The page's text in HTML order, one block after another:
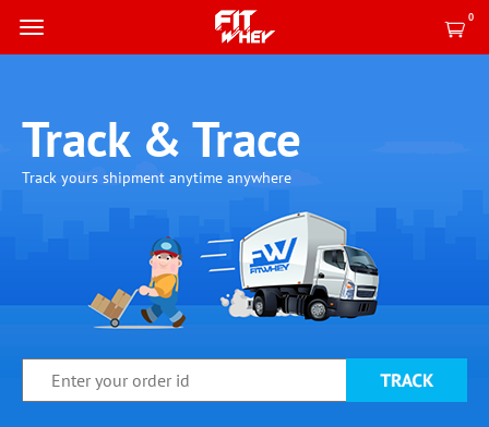
0
Track & Trace
Track yours shipment anytime anywhere